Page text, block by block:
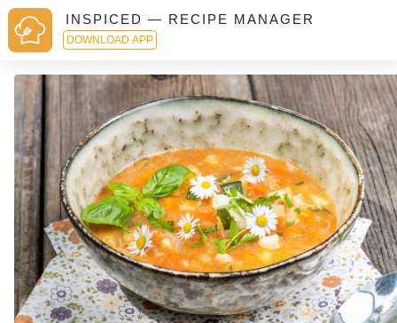
INSPICED — RECIPE MANAGER
DOWNLOAD APP